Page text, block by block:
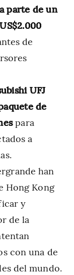
parte de un
de
UFJ
de
para
a
han
Hong Kong
y
de la
con una de
del mundo.